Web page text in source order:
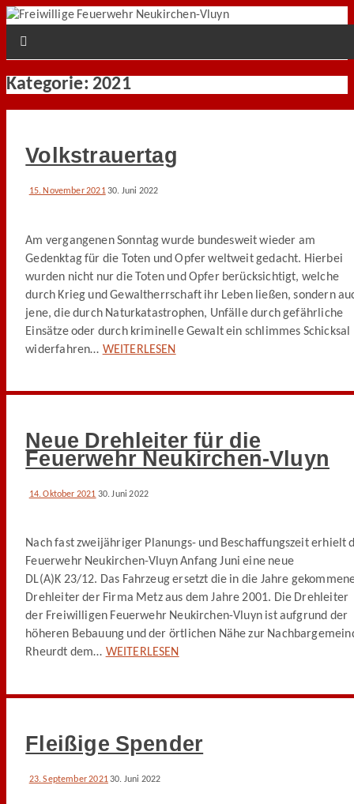
Kategorie: 2021
Volkstrauertag
15. November 202130. Juni 2022
Am vergangenen Sonntag wurde bundesweit wieder am
Gedenktag für die Toten und Opfer weltweit gedacht. Hierbei
wurden nicht nur die Toten und Opfer berücksichtigt, welche
durch Krieg und Gewaltherrschaft ihr Leben ließen, sondern
jene, die durch Naturkatastrophen, Unfälle durch gefährliche
Einsätze oder durch kriminelle Gewalt ein schlimmes Schicksal
widerfahren… WEITERLESEN
Neue Drehleiter für die
Feuerwehr Neukirchen-Vluyn
14. Oktober 2021 30. Juni 2022
Nach fast zweijähriger Planungs- und Beschaffungszeit erhielt
Feuerwehr Neukirchen-Vluyn Anfang Juni eine neue
DL(A)K 23/12. Das Fahrzeug ersetzt die in die Jahre
Drehleiter der Firma Metz aus dem Jahre 2001. Die Drehleiter
der Freiwilligen Feuerwehr Neukirchen-Vluyn ist aufgrund der
höheren Bebauung und der örtlichen Nähe zur
Rheurdt dem… WEITERLESEN
Fleißige Spender
23. September 202130. Juni 2022